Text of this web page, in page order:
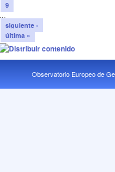
9
…
siguiente ›
última »
Observatorio Europeo de